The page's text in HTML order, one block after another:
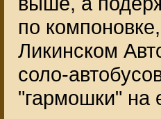
по
Ликинском
соло-
"гармошки" на